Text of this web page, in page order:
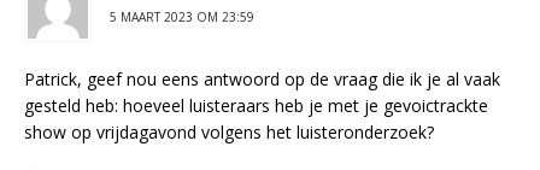
5 MAART 2023 OM 23:59
Patrick, geef nou eens antwoord op de vraag die ik je al vaak
gesteld heb: hoeveel luisteraars heb je met je gevoictrackte
show op vrijdagavond volgens het luisteronderzoek?